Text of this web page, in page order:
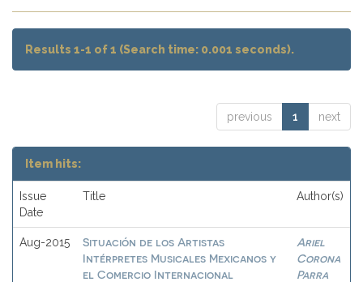
Results 1-1 of 1 (Search time: 0.001 seconds).
previous 1 next
Item hits:
Issue
Date
Title Author(s)
Aug-2015
Situación de los Artistas
Intérpretes Musicales Mexicanos y
el Comercio Internacional
Ariel
Corona
Parra